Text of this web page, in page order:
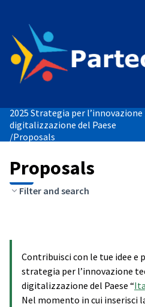
2025 Strategia per
digitalizzazione del Paese
/Proposals
Proposals
Filter and search
Contribuisci con le tue idee e
strategia per l’innovazione
digitalizzazione del Paese “
Nel momento in cui inserisci